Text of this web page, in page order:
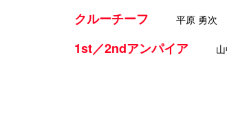
クルーチーフ 平原 勇次
1st／2ndアンパイア